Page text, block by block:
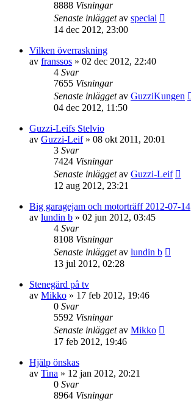
8888 Visningar
Senaste inläggetav special
14 dec 2012, 23:00
Vilken överraskning
av franssos » 02 dec 2012, 22:40
4 Svar
7655 Visningar
Senaste inläggetav GuzziKungen
04 dec 2012, 11:50
Guzzi-Leifs Stelvio
av Guzzi-Leif» 08 okt 2011, 20:01
3 Svar
7424 Visningar
Senaste inläggetav Guzzi-Leif
12 aug 2012, 23:21
Big garagejam och motorträff 2012-07-14
av lundin b » 02 jun 2012, 03:45
4 Svar
8108 Visningar
Senaste inläggetav lundin b
13 jul 2012, 02:28
Stenegärd på tv
av Mikko » 17 feb 2012, 19:46
0 Svar
5592 Visningar
Senaste inläggetav Mikko
17 feb 2012, 19:46
Hjälp önskas
av Tina » 12 jan 2012, 20:21
0 Svar
8964 Visningar